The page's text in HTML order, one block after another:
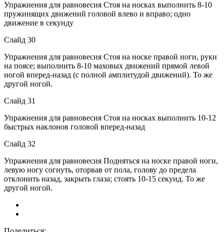
Упражнения для равновесия Стоя на носках выполнить 8-10
пружинящих движений головой влево и вправо; одно
движение в секунду
Слайд 30
Упражнения для равновесия Стоя на носке правой ноги, руки
на поясе; выполнить 8-10 маховых движений прямой левой
ногой вперед-назад (с полной амплитудой движений). То же
другой ногой.
Слайд 31
Упражнения для равновесия Стоя на носках выполнить 10-12
быстрых наклонов головой вперед-назад
Слайд 32
Упражнения для равновесия Подняться на носке правой ноги,
левую ногу согнуть, оторвав от пола, голову до предела
отклонить назад, закрыть глаза; стоять 10-15 секунд. То же
другой ногой.